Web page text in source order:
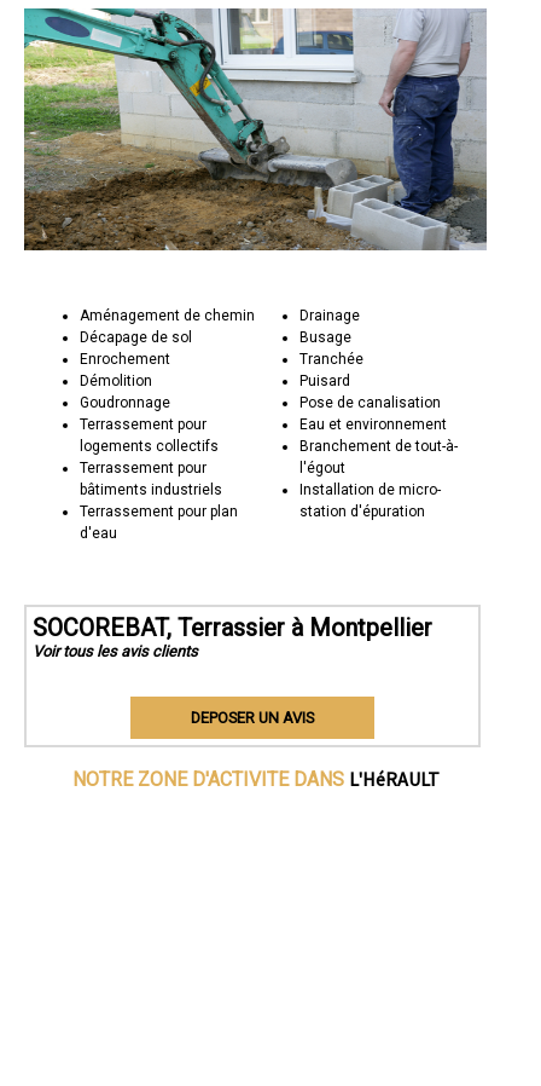
Aménagement de chemin
Décapage de sol
Enrochement
Démolition
Goudronnage
Terrassement pour
logements collectifs
Terrassement pour
bâtiments industriels
Terrassement pour plan
d'eau
Drainage
Busage
Tranchée
Puisard
Pose de canalisation
Eau et environnement
Branchement de tout-à-
l'égout
Installation de micro-
station d'épuration
SOCOREBAT, Terrassier à Montpellier
Voir tous les avis clients
DEPOSER UN AVIS
NOTRE ZONE D'ACTIVITE DANS L'HéRAULT